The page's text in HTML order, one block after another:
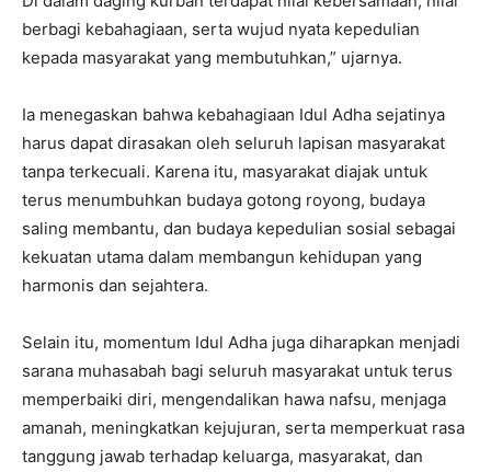
berbagi kebahagiaan, serta wujud nyata kepedulian
kepada masyarakat yang membutuhkan,” ujarnya.
Ia menegaskan bahwa kebahagiaan Idul Adha sejatinya
harus dapat dirasakan oleh seluruh lapisan masyarakat
tanpa terkecuali. Karena itu, masyarakat diajak untuk
terus menumbuhkan budaya gotong royong, budaya
saling membantu, dan budaya kepedulian sosial sebagai
kekuatan utama dalam membangun kehidupan yang
harmonis dan sejahtera.
Selain itu, momentum Idul Adha juga diharapkan menjadi
sarana muhasabah bagi seluruh masyarakat untuk terus
memperbaiki diri, mengendalikan hawa nafsu, menjaga
amanah, meningkatkan kejujuran, serta memperkuat rasa
tanggung jawab terhadap keluarga, masyarakat, dan